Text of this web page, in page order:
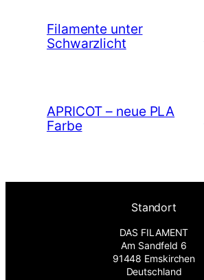
Filamente unter
Schwarzlicht
APRICOT – neue PLA
Farbe
Standort
DAS FILAMENT
Am Sandfeld 6
91448 Emskirchen
Deutschland